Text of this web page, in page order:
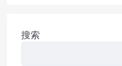
搜索